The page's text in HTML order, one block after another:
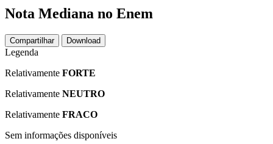
Nota Mediana no Enem
Compartilhar Download
Legenda
Relativamente FORTE
Relativamente NEUTRO
Relativamente FRACO
Sem informações disponíveis